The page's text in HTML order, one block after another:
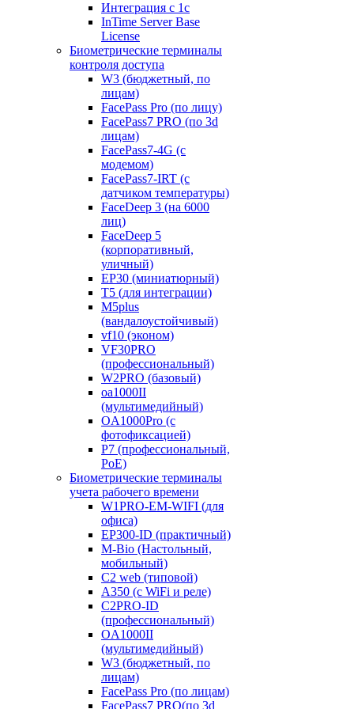
Интеграция с 1с
InTime Server Base
License
Биометрические терминалы
контроля доступа
W3 (бюджетный, по
лицам)
FacePass Pro (по лицу)
FacePass7 PRO (по 3d
лицам)
FacePass7-4G (с
модемом)
FacePass7-IRT (с
датчиком температуры)
FaceDeep 3 (на 6000
лиц)
FaceDeep 5
(корпоративный,
уличный)
EP30 (миниатюрный)
T5 (для интеграции)
M5plus
(вандалоустойчивый)
vf10 (эконом)
VF30PRO
(профессиональный)
W2PRO (базовый)
oa1000II
(мультимедийный)
OA1000Pro (с
фотофиксацией)
P7 (профессиональный,
PoE)
Биометрические терминалы
учета рабочего времени
W1PRO-EM-WIFI (для
офиса)
EP300-ID (практичный)
M-Bio (Настольный,
мобильный)
С2 web (типовой)
A350 (с WiFi и реле)
C2PRO-ID
(профессиональный)
OA1000II
(мультимедийный)
W3 (бюджетный, по
лицам)
FacePass Pro (по лицам)
FacePass7 PRO(по 3d